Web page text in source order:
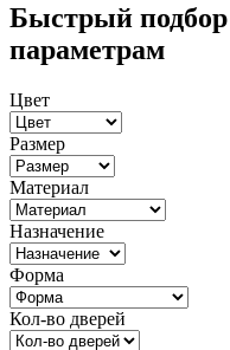
Быстрый
параметрам
Цвет
Размер
Материал
Назначение
Форма
Кол-во дверей